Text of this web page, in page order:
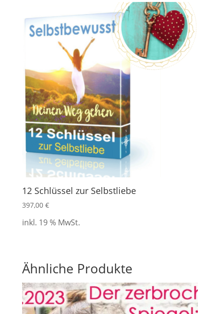
12 Schlüssel zur Selbstliebe
397,00 €
inkl. 19 % MwSt.
Ähnliche Produkte